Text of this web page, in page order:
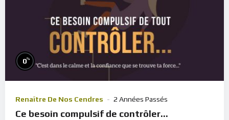
0%
Renaître De Nos Cendres 2 Années Passés
Ce besoin compulsif de contrôler…